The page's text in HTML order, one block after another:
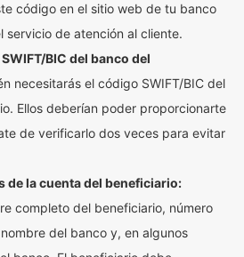
código en el sitio web de tu banco
servicio de atención al cliente.
BIC del banco del
necesitarás el código SWIFT/BIC del
Ellos deberían poder proporcionarte
de verificarlo dos veces para evitar
de la cuenta del beneficiario:
completo del beneficiario, número
del banco y, en algunos